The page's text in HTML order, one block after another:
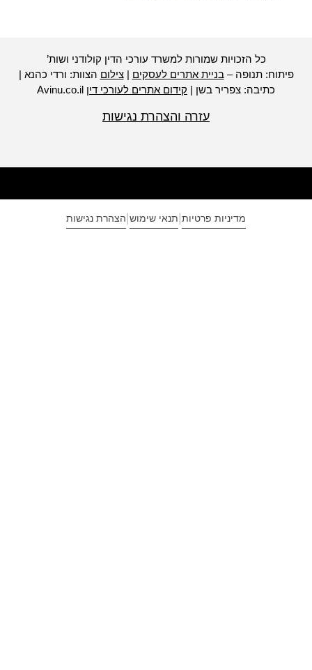
כל הזכויות שמורות למשרד עורכי הדין קולודני ושות’
תנופה –בניית אתרים לעסקים|צילוםהצוות: ורדי כהנא |
כתיבה: צפריר בשן |קידום אתרים לעורכי דיןAvinu.co.il
עזרה והצהרת נגישות
מדיניות פרטיות|תנאי שימוש|הצהרת נגישות